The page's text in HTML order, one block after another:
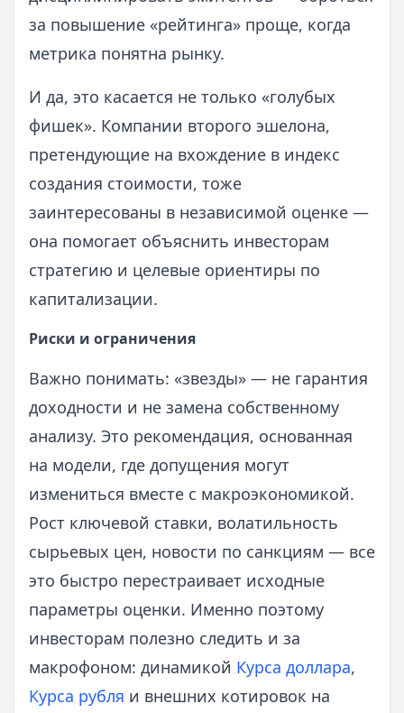
за повышение «рейтинга» проще, когда
метрика понятна рынку.
И да, это касается не только «голубых
фишек». Компании второго эшелона,
претендующие на вхождение в индекс
создания стоимости, тоже
заинтересованы в независимой оценке —
она помогает объяснить инвесторам
стратегию и целевые ориентиры по
капитализации.
Риски и ограничения
Важно понимать: «звезды» — не гарантия
доходности и не замена собственному
анализу. Это рекомендация, основанная
на модели, где допущения могут
измениться вместе с макроэкономикой.
Рост ключевой ставки, волатильность
сырьевых цен, новости по санкциям — все
это быстро перестраивает исходные
параметры оценки. Именно поэтому
инвесторам полезно следить и за
макрофоном: динамикой Курса доллара,
Курса рубля и внешних котировок на